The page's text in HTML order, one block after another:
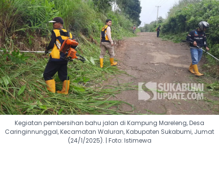
Kegiatan pembersihan bahu jalan di Kampung Mareleng, Desa
Caringinnunggal, Kecamatan Waluran, Kabupaten Sukabumi, Jumat
(24/1/2025). | Foto: Istimewa